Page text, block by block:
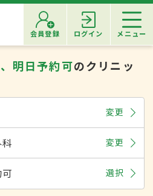
会員登録 ログイン メニュー
明日予約可のクリニッ
変更
変更
選択